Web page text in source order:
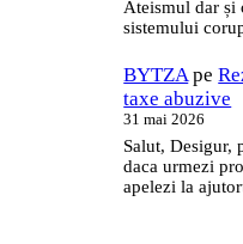
Ateismul dar și
sistemului
BYTZApe
taxe abuzive
31 mai 2026
Salut, Desigur,
daca urmezi
apelezi la